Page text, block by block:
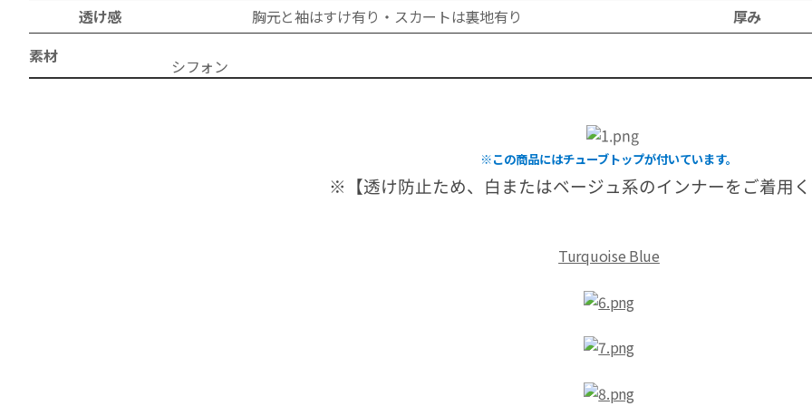
透け感
胸元と袖はすけ有り・スカートは裏地有り 厚み
素材 シフォン
※この商品にはチューブトップが付いています。
※【透け防止ため、白またはベージュ系のインナーをご着用く
Turquoise Blue